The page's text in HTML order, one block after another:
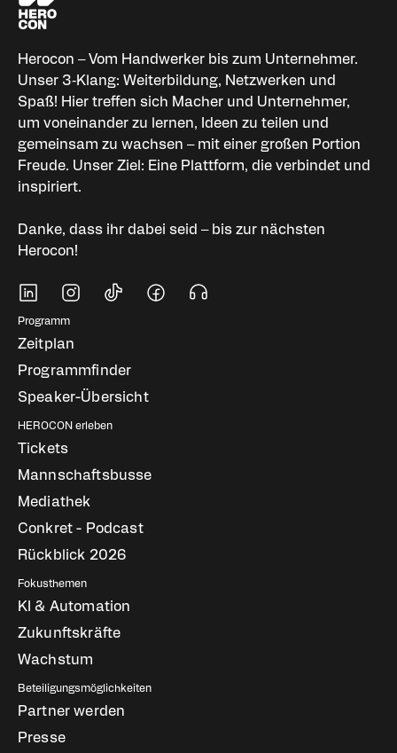
Herocon – Vom Handwerker bis zum Unternehmer.
Unser 3‑Klang: Weiterbildung, Netzwerken und
Spaß! Hier treffen sich Macher und Unternehmer,
um voneinander zu lernen, Ideen zu teilen und
gemeinsam zu wachsen – mit einer großen Portion
Freude. Unser Ziel: Eine Plattform, die verbindet und
inspiriert.
Danke, dass ihr dabei seid – bis zur nächsten
Herocon!
Soziale Medien
Fußbereich
Programm
Zeitplan
Programmfinder
Speaker-Übersicht
HEROCON erleben
Tickets
Mannschaftsbusse
Mediathek
Conkret - Podcast
Rückblick 2026
Fokusthemen
KI & Automation
Zukunftskräfte
Wachstum
Beteiligungsmöglichkeiten
Partner werden
Presse